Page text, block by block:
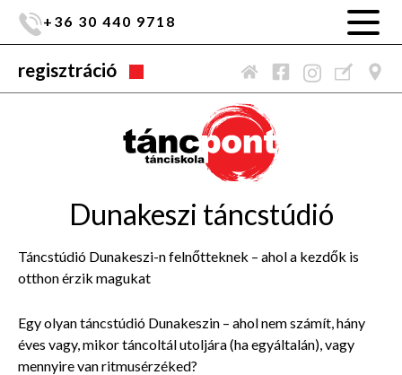
+36 30 440 9718
regisztráció
Dunakeszi táncstúdió
Táncstúdió Dunakeszi-n felnőtteknek – ahol a kezdők is
otthon érzik magukat
Egy olyan táncstúdió Dunakeszin – ahol nem számít, hány
éves vagy, mikor táncoltál utoljára (ha egyáltalán), vagy
mennyire van ritmusérzéked?